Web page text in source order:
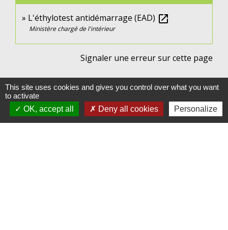
L'éthylotest antidémarrage (EAD) open_in_new
Ministère chargé de l'intérieur
Signaler une erreur sur cette page
Contacts
This site uses cookies and gives you control over what you want
to activate
OK, accept all
Deny all cookies Personalize